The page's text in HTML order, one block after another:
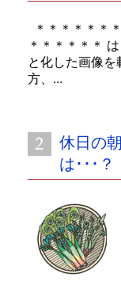
＊＊＊＊＊＊
＊＊＊＊＊＊
と化した画像を
方、...
休日の
は･･･？